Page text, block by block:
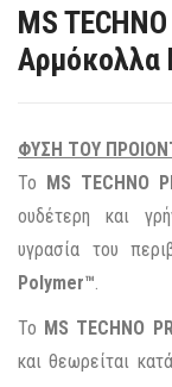
MS
Αρμόκολλα
ΦΥΣΗ ΤΟΥ
Το MS TECHNO
ουδέτερη και
υγρασία του
Polymer™.
Το MS TECHNO
και θεωρείται